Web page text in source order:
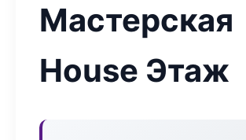
Мастерская
House Этаж